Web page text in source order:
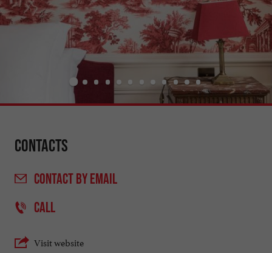
Contacts
CONTACTBY EMAIL
CALL
Visit website